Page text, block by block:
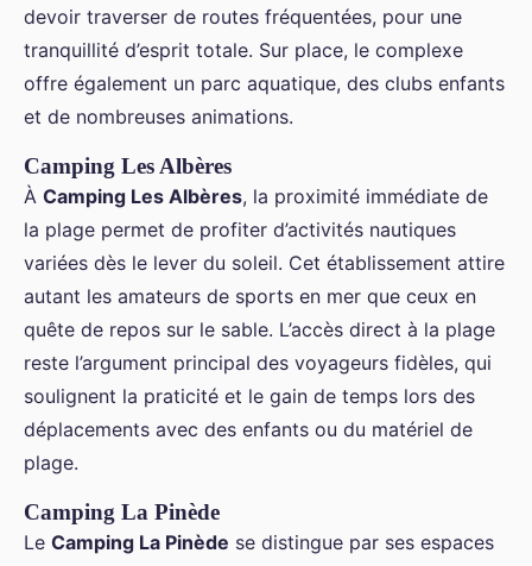
devoir traverser de routes fréquentées, pour une
tranquillité d’esprit totale. Sur place, le complexe
offre également un parc aquatique, des clubs enfants
et de nombreuses animations.
Camping Les Albères
À Camping Les Albères, la proximité immédiate de
la plage permet de profiter d’activités nautiques
variées dès le lever du soleil. Cet établissement attire
autant les amateurs de sports en mer que ceux en
quête de repos sur le sable. L’accès direct à la plage
reste l’argument principal des voyageurs fidèles, qui
soulignent la praticité et le gain de temps lors des
déplacements avec des enfants ou du matériel de
plage.
Camping La Pinède
Le Camping La Pinède se distingue par ses espaces